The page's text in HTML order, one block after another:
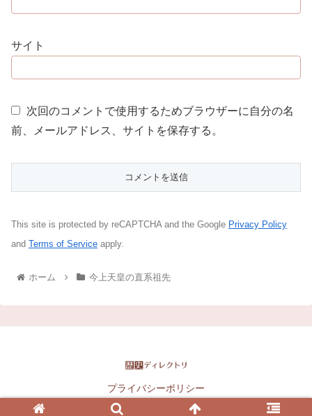
サイト
次回のコメントで使用するためブラウザーに自分の名
前、メールアドレス、サイトを保存する。
This site is protected by reCAPTCHA and the Google Privacy Policy
and Terms of Service apply.
ホーム 今上天皇の直系祖先
プライバシーポリシー
Copyright © 2016-2026 歴史ディレクトリ All Rights Reserved.